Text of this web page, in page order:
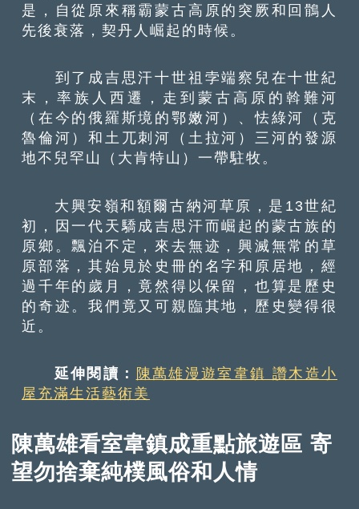
是，自從原來稱霸蒙古高原的突厥和回鶻人
先後衰落，契丹人崛起的時候。
到了成吉思汗十世祖孛端察兒在十世紀
末，率族人西遷，走到蒙古高原的斡難河
（在今的俄羅斯境的鄂嫩河）、怯綠河（克
魯倫河）和土兀刺河（土拉河）三河的發源
地不兒罕山（大肯特山）一帶駐牧。
大興安嶺和額爾古納河草原，是13世紀
初，因一代天驕成吉思汗而崛起的蒙古族的
原鄉。飄泊不定，來去無迹，興滅無常的草
原部落，其始見於史冊的名字和原居地，經
過千年的歲月，竟然得以保留，也算是歷史
的奇迹。我們竟又可親臨其地，歷史變得很
近。
延伸閱讀： 陳萬雄漫遊室韋鎮 讚木造小
屋充滿生活藝術美
陳萬雄看室韋鎮成重點旅遊區 寄
望勿捨棄純樸風俗和人情